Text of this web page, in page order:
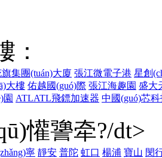
：
集團(tuán)大廈 張江微電子港 星創
大樓 佑越國(guó)際 張江海趣園 盛大
園 ATLATL飛鏢加速器 中國(guó)芯
懽謽牵?/dt>
寧 靜安 普陀 虹口 楊浦 寶山 閔